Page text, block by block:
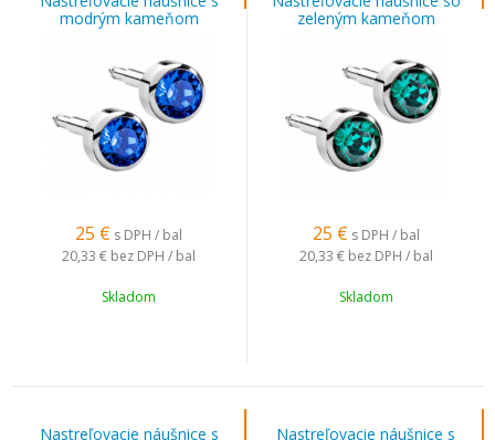
modrým kameňom
strieborné
25 € s DPH / bal
20,33 € bez DPH / bal
Skladom
zeleným kameňom
strieborné
25 € s DPH / bal
20,33 € bez DPH / bal
Skladom
Nastreľovacie náušnice s
Nastreľovacie náušnice s